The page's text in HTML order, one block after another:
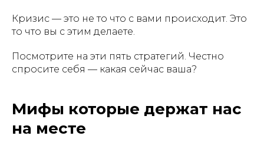
Кризис — это не то что с вами происходит. Это
то что вы с этим делаете.
Посмотрите на эти пять стратегий. Честно
спросите себя — какая сейчас ваша?
Мифы которые держат нас
на месте